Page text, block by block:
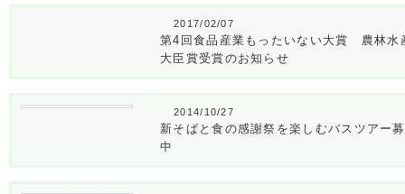
2017/02/07
第4回食品産業もったいない大賞 農林水
大臣賞受賞のお知らせ
2014/10/27
新そばと食の感謝祭を楽しむバスツアー
中